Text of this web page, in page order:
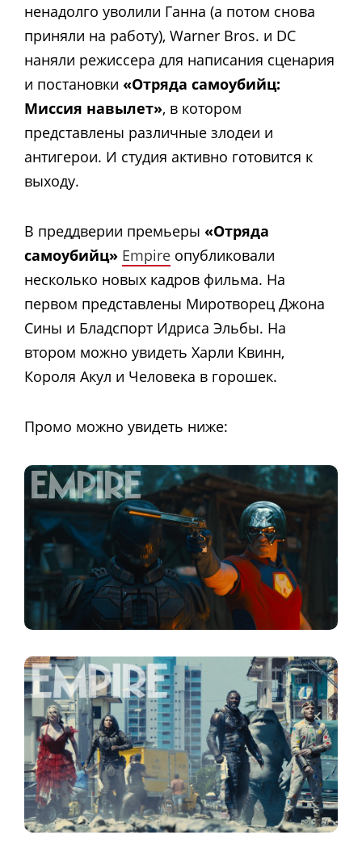
ненадолго уволили Ганна (а потом снова
приняли на работу), Warner Bros. и DC
наняли режиссера для написания сценария
и постановки «Отряда самоубийц:
Миссия навылет», в котором
представлены различные злодеи и
антигерои. И студия активно готовится к
выходу.
В преддверии премьеры «Отряда
самоубийц» Empire опубликовали
несколько новых кадров фильма. На
первом представлены Миротворец Джона
Сины и Бладспорт Идриса Эльбы. На
втором можно увидеть Харли Квинн,
Короля Акул и Человека в горошек.
Промо можно увидеть ниже: